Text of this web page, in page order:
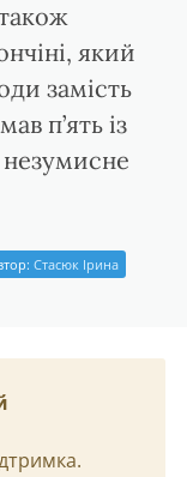
який
замість
п’ять із
незумисне
Стасюк Ірина